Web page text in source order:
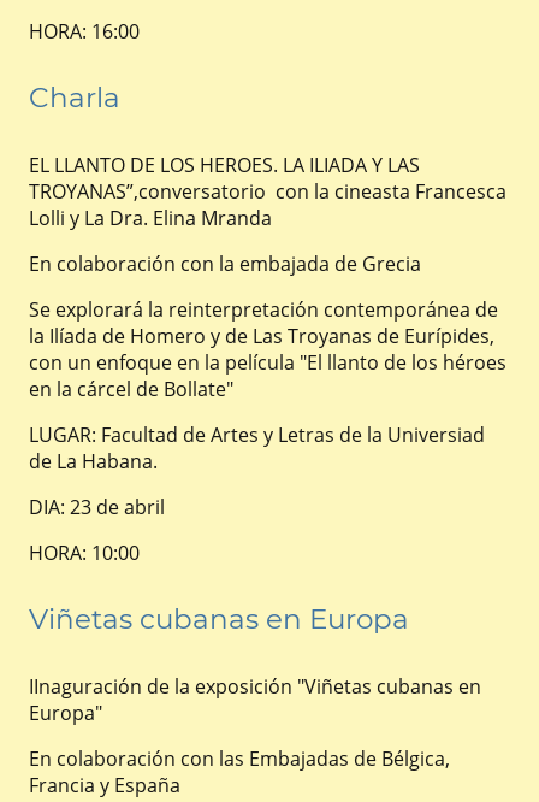
HORA: 16:00
Charla
EL LLANTO DE LOS HEROES. LA ILIADA Y LAS
TROYANAS”,conversatorio con la cineasta Francesca
Lolli y La Dra. Elina Mranda
En colaboración con la embajada de Grecia
Se explorará la reinterpretación contemporánea de
la Ilíada de Homero y de Las Troyanas de Eurípides,
con un enfoque en la película "El llanto de los héroes
en la cárcel de Bollate"
LUGAR: Facultad de Artes y Letras de la Universiad
de La Habana.
DIA: 23 de abril
HORA: 10:00
Viñetas cubanas en Europa
IInaguración de la exposición "Viñetas cubanas en
Europa"
En colaboración con las Embajadas de Bélgica,
Francia y España